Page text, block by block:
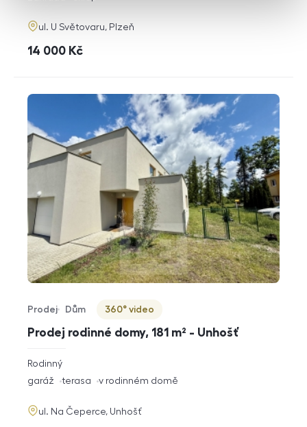
adresa
ul. U Světovaru, Plzeň
cena
14 000 Kč
Prodej rodinné domy, 181 m² - Unhošť
Typ nabídky
Prodej
Typ nemovitosti
Dům
Virtuální prohlídka
360° video
rozměry
dispozice
Rodinný
funkce
garáž terasa v rodinném domě
adresa
ul. Na Čeperce, Unhošť